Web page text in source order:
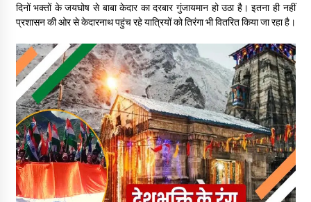
Thought Of The Day 9 May
May 9, 2022
दिनों भक्तों के जयघोष से बाबा केदार का दरबार गुंजायमान हो उठा है। इतना ही नहीं
प्रशासन की ओर से केदारनाथ पहुंच रहे यात्रियों को तिरंगा भी वितरित किया जा रहा है।